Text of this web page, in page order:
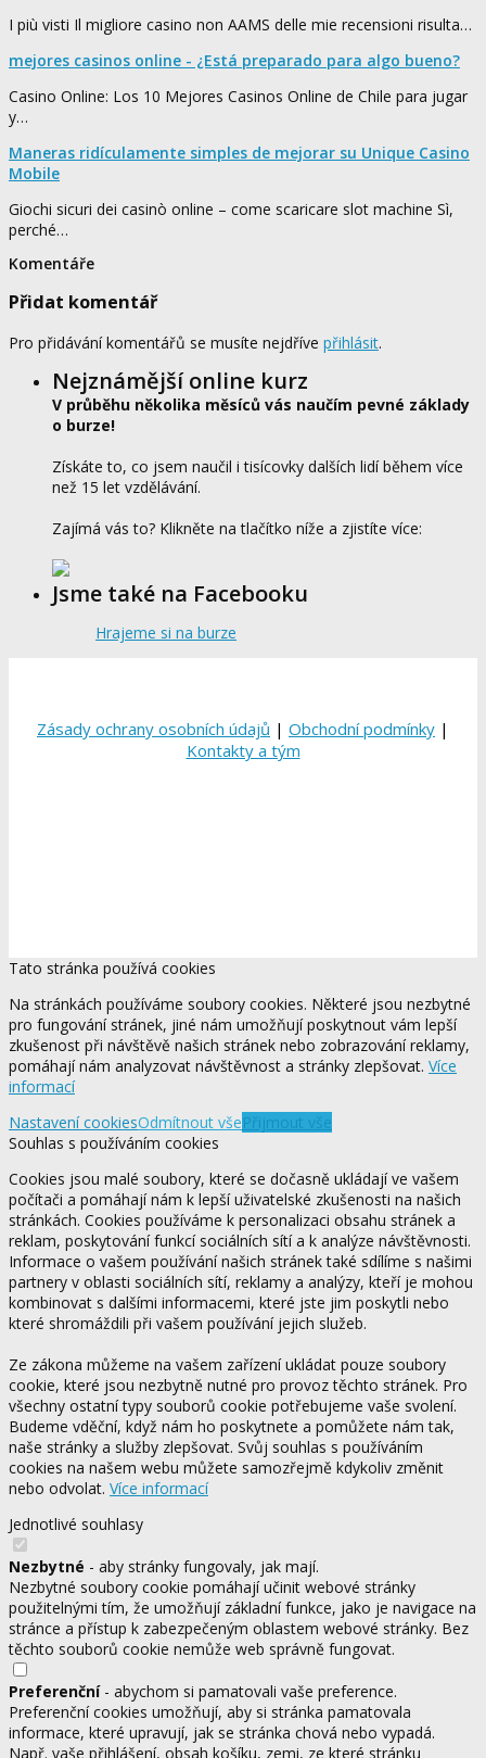
I più visti Il migliore casino non AAMS delle mie recensioni risulta…
mejores casinos online - ¿Está preparado para algo bueno?
Casino Online: Los 10 Mejores Casinos Online de Chile para jugar
y…
Maneras ridículamente simples de mejorar su Unique Casino
Mobile
Giochi sicuri dei casinò online – come scaricare slot machine Sì,
perché…
Komentáře
Přidat komentář
Pro přidávání komentářů se musíte nejdříve přihlásit.
Nejznámější online kurz
V průběhu několika měsíců vás naučím pevné základy
o burze!
Získáte to, co jsem naučil i tisícovky dalších lidí během více
než 15 let vzdělávání.
Zajímá vás to? Klikněte na tlačítko níže a zjistíte více:
Jsme také na Facebooku
Hrajeme si na burze
Zásady ochrany osobních údajů | Obchodní podmínky |
Kontakty a tým
Tato stránka používá cookies
Na stránkách používáme soubory cookies. Některé jsou nezbytné
pro fungování stránek, jiné nám umožňují poskytnout vám lepší
zkušenost při návštěvě našich stránek nebo zobrazování reklamy,
pomáhají nám analyzovat návštěvnost a stránky zlepšovat. Více
informací
Nastavení cookiesOdmítnout všePřijmout vše
Souhlas s používáním cookies
Cookies jsou malé soubory, které se dočasně ukládají ve vašem
počítači a pomáhají nám k lepší uživatelské zkušenosti na našich
stránkách. Cookies používáme k personalizaci obsahu stránek a
reklam, poskytování funkcí sociálních sítí a k analýze návštěvnosti.
Informace o vašem používání našich stránek také sdílíme s našimi
partnery v oblasti sociálních sítí, reklamy a analýzy, kteří je mohou
kombinovat s dalšími informacemi, které jste jim poskytli nebo
které shromáždili při vašem používání jejich služeb.
Ze zákona můžeme na vašem zařízení ukládat pouze soubory
cookie, které jsou nezbytně nutné pro provoz těchto stránek. Pro
všechny ostatní typy souborů cookie potřebujeme vaše svolení.
Budeme vděční, když nám ho poskytnete a pomůžete nám tak,
naše stránky a služby zlepšovat. Svůj souhlas s používáním
cookies na našem webu můžete samozřejmě kdykoliv změnit
nebo odvolat. Více informací
Jednotlivé souhlasy
Nezbytné - aby stránky fungovaly, jak mají.
Nezbytné soubory cookie pomáhají učinit webové stránky
použitelnými tím, že umožňují základní funkce, jako je navigace na
stránce a přístup k zabezpečeným oblastem webové stránky. Bez
těchto souborů cookie nemůže web správně fungovat.
Preferenční- abychom si pamatovali vaše preference.
Preferenční cookies umožňují, aby si stránka pamatovala
informace, které upravují, jak se stránka chová nebo vypadá.
Např. vaše přihlášení, obsah košíku, zemi, ze které stránku